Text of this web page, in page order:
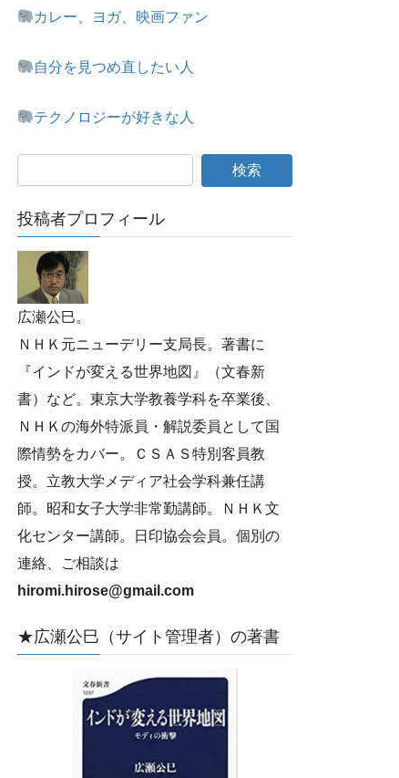
カレー、ヨガ、映画ファン
自分を見つめ直したい人
テクノロジーが好きな人
投稿者プロフィール
広瀬公巳。
ＮＨＫ元ニューデリー支局長。著書に
『インドが変える世界地図』（文春新
書）など。東京大学教養学科を卒業後、
ＮＨＫの海外特派員・解説委員として国
際情勢をカバー。ＣＳＡＳ特別客員教
授。立教大学メディア社会学科兼任講
師。昭和女子大学非常勤講師。ＮＨＫ文
化センター講師。日印協会会員。個別の
連絡、ご相談は
hiromi.hirose@gmail.com
★広瀬公巳（サイト管理者）の著書